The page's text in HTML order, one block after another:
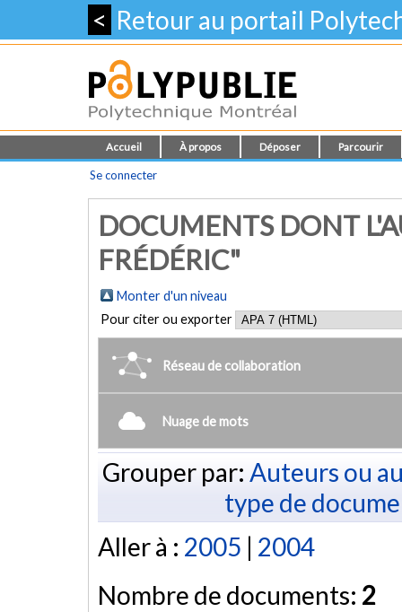
< Retour au portail
Accueil À propos Déposer Parcourir
Se connecter
DOCUMENTS DONT
FRÉDÉRIC"
Monter d'un niveau
Pour citer ou exporter
Réseau de collaboration
Nuage de mots
Grouper par: Auteurs ou
type de
Aller à : 2005 | 2004
Nombre de documents: 2